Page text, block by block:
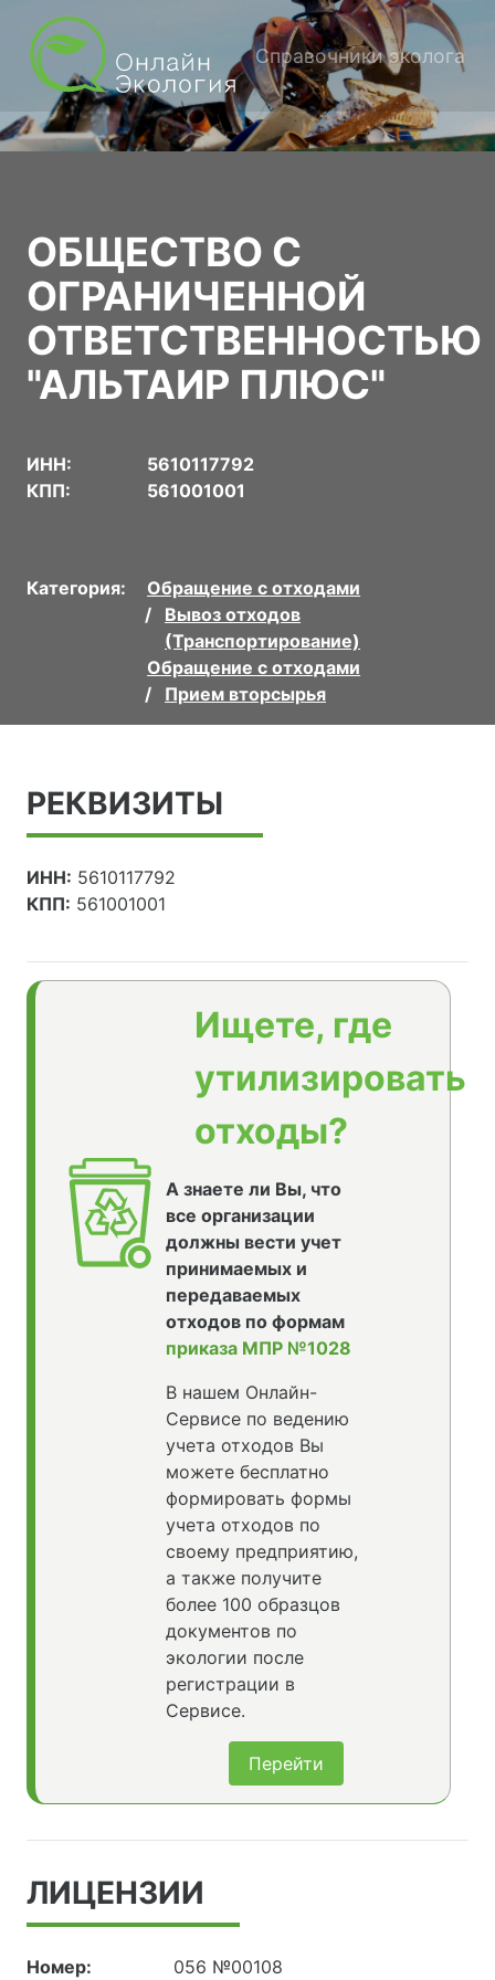
Справочники эколога
ОБЩЕСТВО С
ОГРАНИЧЕННОЙ
ОТВЕТСТВЕННОСТЬЮ
"АЛЬТАИР ПЛЮС"
ИНН:
5610117792
КПП:
561001001
Категория:
Обращение с отходами
Вывоз отходов
(Транспортирование)
Обращение с отходами
Прием вторсырья
РЕКВИЗИТЫ
ИНН: 5610117792
КПП: 561001001
Ищете, где
утилизировать
отходы?
А знаете ли Вы, что
все организации
должны вести учет
принимаемых и
передаваемых
отходов по формам
приказа МПР №1028
В нашем Онлайн-
Сервисе по ведению
учета отходов Вы
можете бесплатно
формировать формы
учета отходов по
своему предприятию,
а также получите
более 100 образцов
документов по
экологии после
регистрации в
Сервисе.
Перейти
ЛИЦЕНЗИИ
Номер: 056 №00108